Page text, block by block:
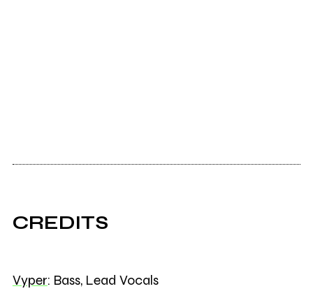
CREDITS
Vyper: Bass, Lead Vocals